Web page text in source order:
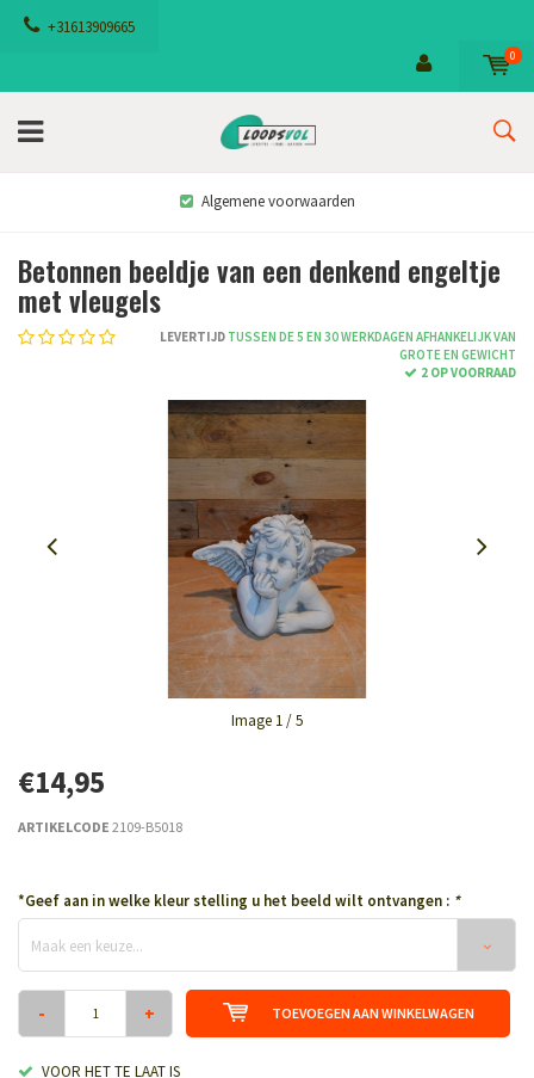
+31613909665
0
Algemene voorwaarden
Betonnen beeldje van een denkend engeltje
met vleugels
LEVERTIJD TUSSEN DE 5 EN 30 WERKDAGEN AFHANKELIJK VAN
GROTE EN GEWICHT
2 OP VOORRAAD
Image 1/ 5
€14,95
ARTIKELCODE 2109-B5018
*Geef aan in welke kleur stelling u het beeld wilt ontvangen : *
Maak een keuze...
- + TOEVOEGEN AAN WINKELWAGEN
VOOR HET TE LAAT IS